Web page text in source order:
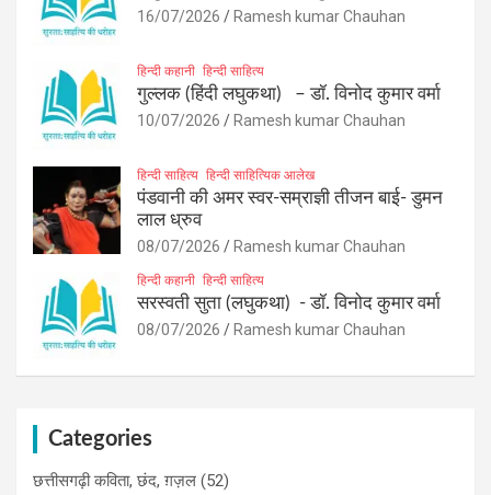
16/07/2026 Ramesh kumar Chauhan
हिन्दी कहानी हिन्दी साहित्य
गुल्लक (हिंदी लघुकथा) – डॉ. विनोद कुमार वर्मा
10/07/2026 Ramesh kumar Chauhan
हिन्दी साहित्य हिन्दी साहित्यिक आलेख
पंडवानी की अमर स्वर-सम्राज्ञी तीजन बाई- डुमन
लाल ध्रुव
08/07/2026 Ramesh kumar Chauhan
हिन्दी कहानी हिन्दी साहित्य
सरस्वती सुता (लघुकथा) ​- डॉ. विनोद कुमार वर्मा
08/07/2026 Ramesh kumar Chauhan
Categories
छत्तीसगढ़ी कविता, छंद, ग़ज़ल (52)